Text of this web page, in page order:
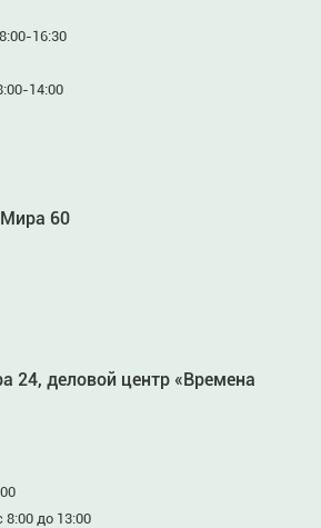
16:30
14:00
Мира 60
24, деловой центр «Времена
8:00 до 13:00